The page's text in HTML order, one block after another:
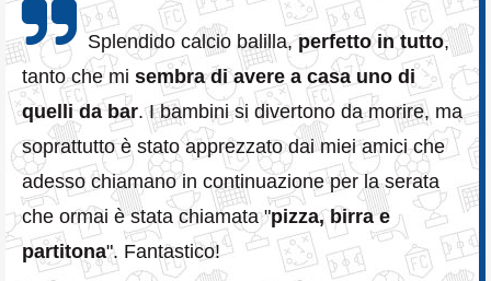
Splendido calcio balilla,perfetto in tutto,
tanto che mi sembra di avere a casa uno di
quelli da bar. I bambini si divertono da morire, ma
soprattutto è stato apprezzato dai miei amici che
adesso chiamano in continuazione per la serata
che ormai è stata chiamata "pizza, birra e
partitona". Fantastico!